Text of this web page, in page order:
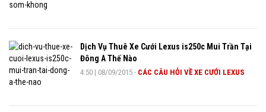
Dịch Vụ Thuê Xe Cưới Lexus is250c Mui Trần Tại
Đông A Thế Nào
4:50 | 08/09/2015 - CÁC CÂU HỎI VỀ XE CƯỚI LEXUS